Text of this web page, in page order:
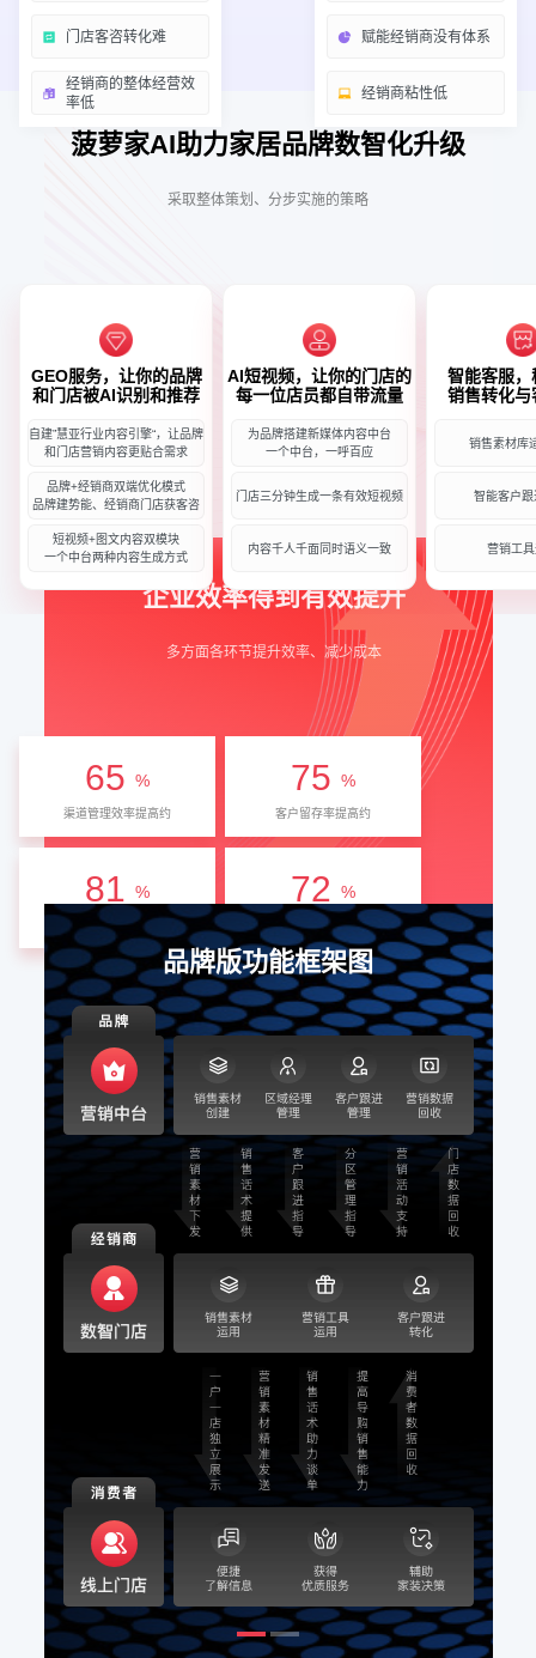
门店客咨转化难
经销商的整体经营效
率低
赋能经销商没有体系
经销商粘性低
菠萝家AI助力家居品牌数智化升级
采取整体策划、分步实施的策略
GEO服务，让你的品牌
和门店被AI识别和推荐
自建”慧亚行业内容引擎“，让品牌
和门店营销内容更贴合需求
品牌+经销商双端优化模式
品牌建势能、经销商门店获客咨
短视频+图文内容双模块
一个中台两种内容生成方式
AI短视频，让你的门店的
每一位店员都自带流量
为品牌搭建新媒体内容中台
一个中台，一呼百应
门店三分钟生成一条有效短视频
内容千人千面同时语义一致
智能客服，
销售转化与
销售素材库
智能客户跟
营销工
企业效率得到有效提升
多方面各环节提升效率、减少成本
65 %
渠道管理效率提高约
75 %
客户留存率提高约
81 %
客户转化率提高约
72 %
转化周期缩短
品牌版功能框架图